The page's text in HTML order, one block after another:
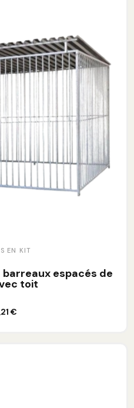
EN KIT
barreaux espacés de
toit
€
panier